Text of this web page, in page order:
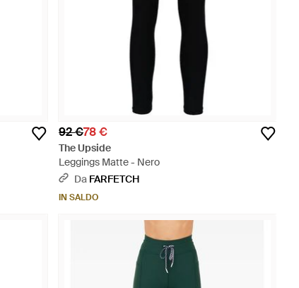
92 €78 €
The Upside
Leggings Matte - Nero
Da FARFETCH
IN SALDO